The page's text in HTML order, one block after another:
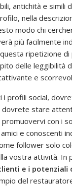
antichità e simili
nella
modo chi
più facilmente
ripetizione di
delle leggibilità
e
i profili social,
stare
con i
e conoscenti
follower solo
vostra attività. In
e i potenziali
del